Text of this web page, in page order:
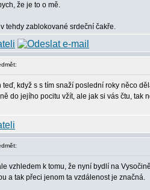
že je to o mě.
tehdy zablokované srdeční čakře.
když s s tím snaží poslední roky něco
do jejího pocitu vžít, ale jak si vás čtu, tak
vzhledem k tomu, že nyní bydlí na
a tak přeci jenom ta vzdálenost je značná.